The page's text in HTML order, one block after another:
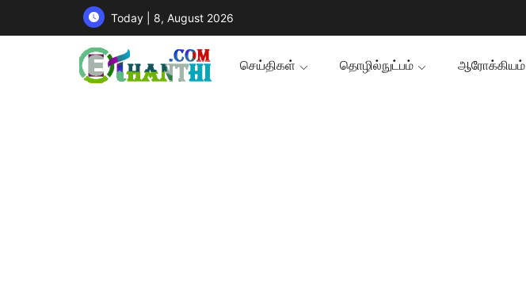
Today | 8, August 2026
செய்திகள் தொழில்நுட்பம் ஆரோக்கியம்